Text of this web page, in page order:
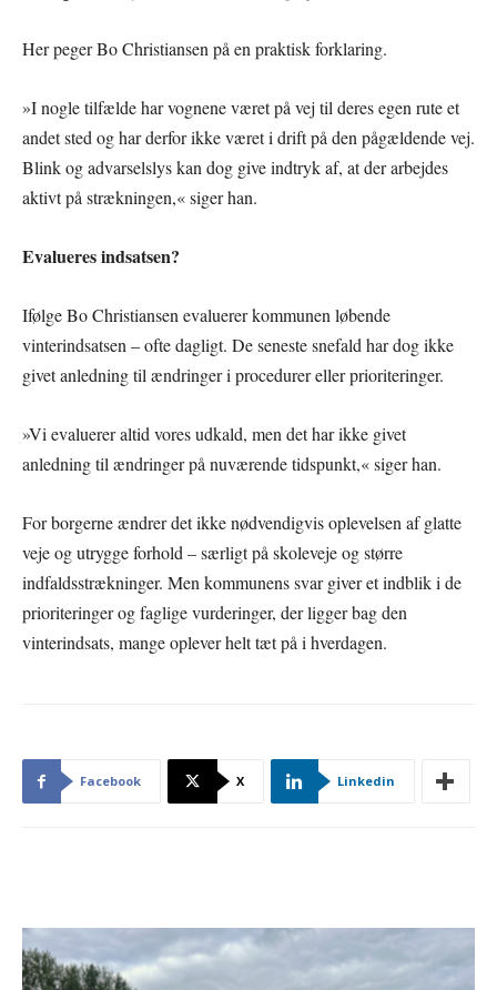
Her peger Bo Christiansen på en praktisk forklaring.
»I nogle tilfælde har vognene været på vej til deres egen rute et
andet sted og har derfor ikke været i drift på den pågældende vej.
Blink og advarselslys kan dog give indtryk af, at der arbejdes
aktivt på strækningen,« siger han.
Evalueres indsatsen?
Ifølge Bo Christiansen evaluerer kommunen løbende
vinterindsatsen – ofte dagligt. De seneste snefald har dog ikke
givet anledning til ændringer i procedurer eller prioriteringer.
»Vi evaluerer altid vores udkald, men det har ikke givet
anledning til ændringer på nuværende tidspunkt,« siger han.
For borgerne ændrer det ikke nødvendigvis oplevelsen af glatte
veje og utrygge forhold – særligt på skoleveje og større
indfaldsstrækninger. Men kommunens svar giver et indblik i de
prioriteringer og faglige vurderinger, der ligger bag den
vinterindsats, mange oplever helt tæt på i hverdagen.
Facebook X Linkedin